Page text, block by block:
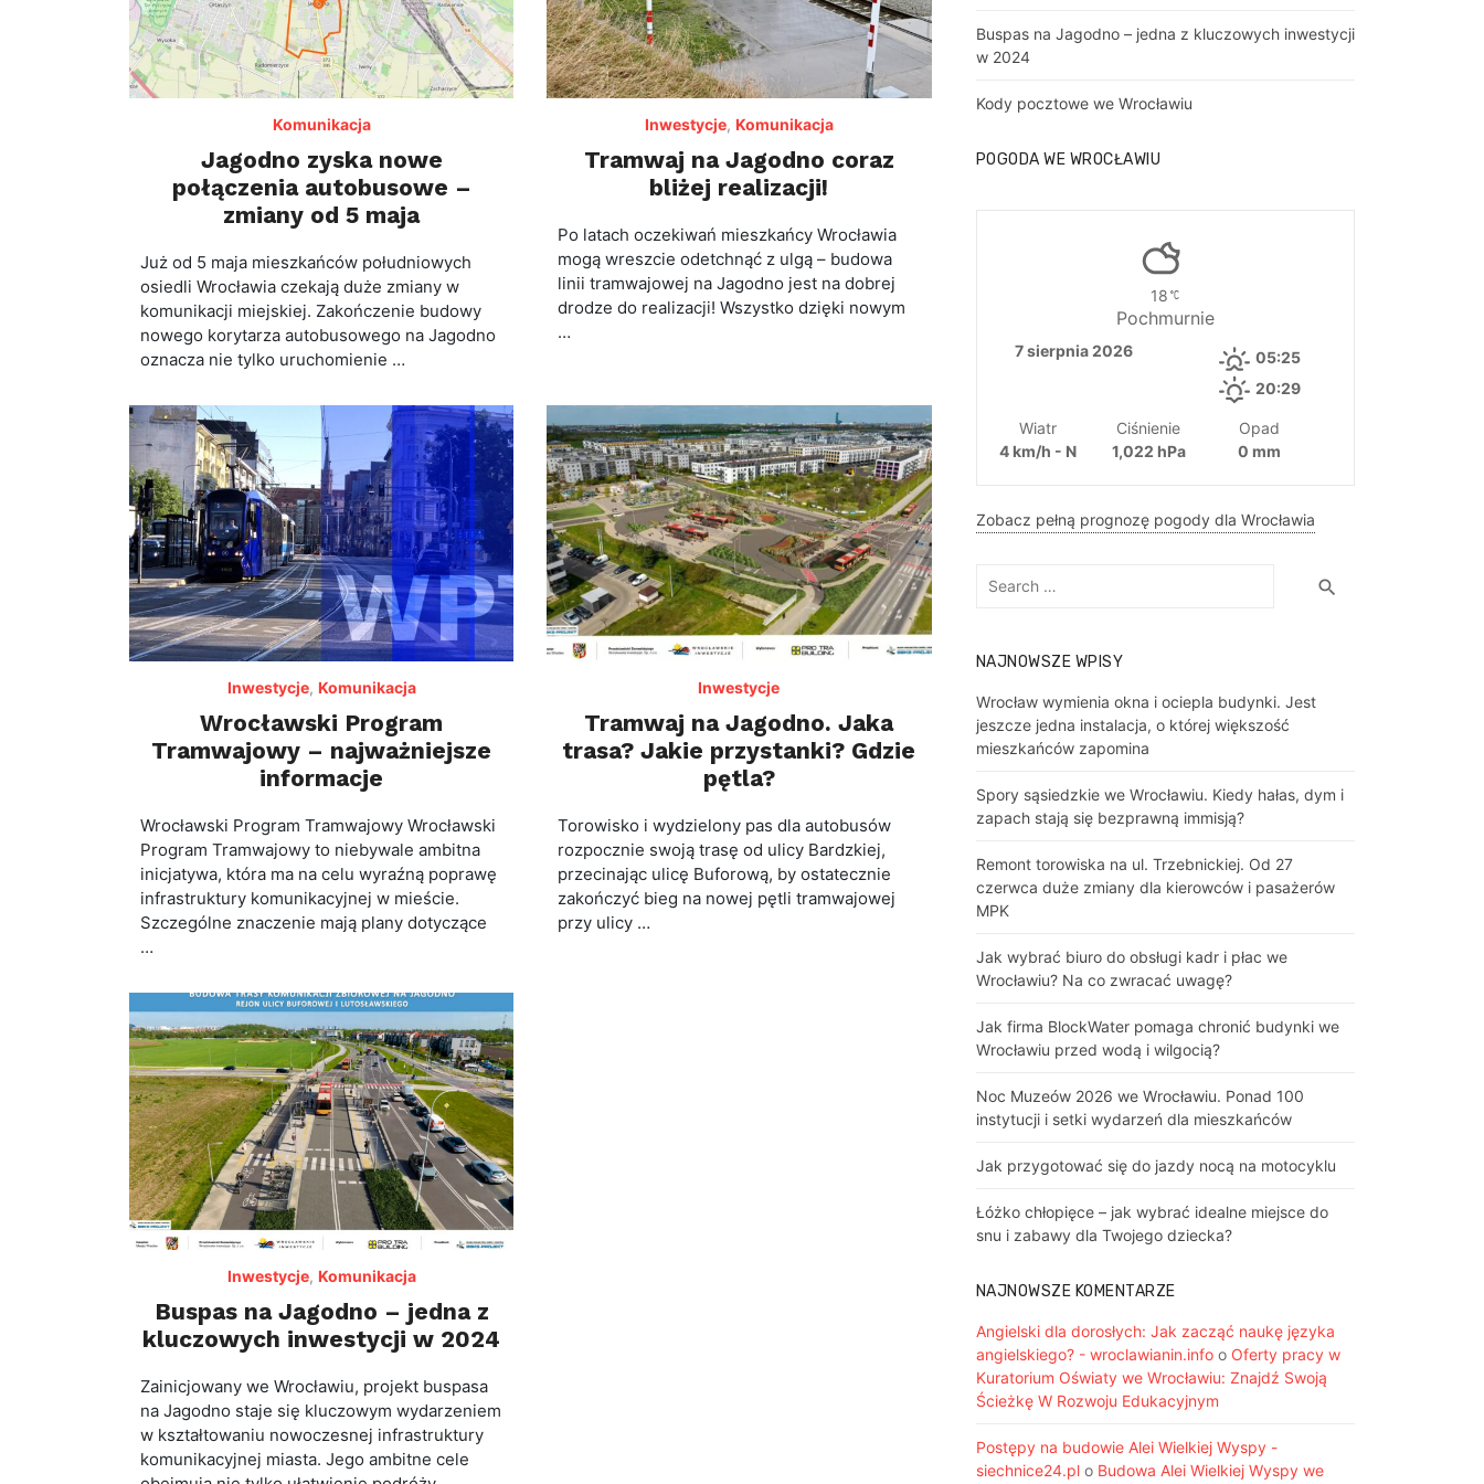
Komunikacja
Jagodno zyska nowe
połączenia autobusowe –
zmiany od 5 maja
Już od 5 maja mieszkańców południowych
osiedli Wrocławia czekają duże zmiany w
komunikacji miejskiej. Zakończenie budowy
nowego korytarza autobusowego na Jagodno
oznacza nie tylko uruchomienie …
Inwestycje, Komunikacja
Tramwaj na Jagodno coraz
bliżej realizacji!
Po latach oczekiwań mieszkańcy Wrocławia
mogą wreszcie odetchnąć z ulgą – budowa
linii tramwajowej na Jagodno jest na dobrej
drodze do realizacji! Wszystko dzięki nowym
…
Inwestycje, Komunikacja
Wrocławski Program
Tramwajowy – najważniejsze
informacje
Wrocławski Program Tramwajowy Wrocławski
Program Tramwajowy to niebywale ambitna
inicjatywa, która ma na celu wyraźną poprawę
infrastruktury komunikacyjnej w mieście.
Szczególne znaczenie mają plany dotyczące
…
Inwestycje
Tramwaj na Jagodno. Jaka
trasa? Jakie przystanki? Gdzie
pętla?
Torowisko i wydzielony pas dla autobusów
rozpocznie swoją trasę od ulicy Bardzkiej,
przecinając ulicę Buforową, by ostatecznie
zakończyć bieg na nowej pętli tramwajowej
przy ulicy …
Inwestycje, Komunikacja
Buspas na Jagodno – jedna z
kluczowych inwestycji w 2024
Zainicjowany we Wrocławiu, projekt buspasa
na Jagodno staje się kluczowym wydarzeniem
w kształtowaniu nowoczesnej infrastruktury
komunikacyjnej miasta. Jego ambitne cele
Buspas na Jagodno – jedna z kluczowych inwestycji
w 2024
Kody pocztowe we Wrocławiu
POGODA WE WROCŁAWIU
18
Pochmurnie
7 sierpnia 2026
05:25
20:29
Wiatr
4 km/h - N
Ciśnienie
1,022 hPa
Opad
0 mm
Zobacz pełną prognozę pogody dla Wrocławia
Search
search
NAJNOWSZE WPISY
Wrocław wymienia okna i ociepla budynki. Jest
jeszcze jedna instalacja, o której większość
mieszkańców zapomina
Spory sąsiedzkie we Wrocławiu. Kiedy hałas, dym i
zapach stają się bezprawną immisją?
Remont torowiska na ul. Trzebnickiej. Od 27
czerwca duże zmiany dla kierowców i pasażerów
MPK
Jak wybrać biuro do obsługi kadr i płac we
Wrocławiu? Na co zwracać uwagę?
Jak firma BlockWater pomaga chronić budynki we
Wrocławiu przed wodą i wilgocią?
Noc Muzeów 2026 we Wrocławiu. Ponad 100
instytucji i setki wydarzeń dla mieszkańców
Jak przygotować się do jazdy nocą na motocyklu
Łóżko chłopięce – jak wybrać idealne miejsce do
snu i zabawy dla Twojego dziecka?
NAJNOWSZE KOMENTARZE
Angielski dla dorosłych: Jak zacząć naukę języka
angielskiego? - wroclawianin.infoo Oferty pracy w
Kuratorium Oświaty we Wrocławiu: Znajdź Swoją
Ścieżkę W Rozwoju Edukacyjnym
Postępy na budowie Alei Wielkiej Wyspy -
siechnice24.plo Budowa Alei Wielkiej Wyspy we